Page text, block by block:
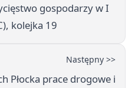
gospodarzy w I
kolejka 19
Następny >>
Płocka prace drogowe i